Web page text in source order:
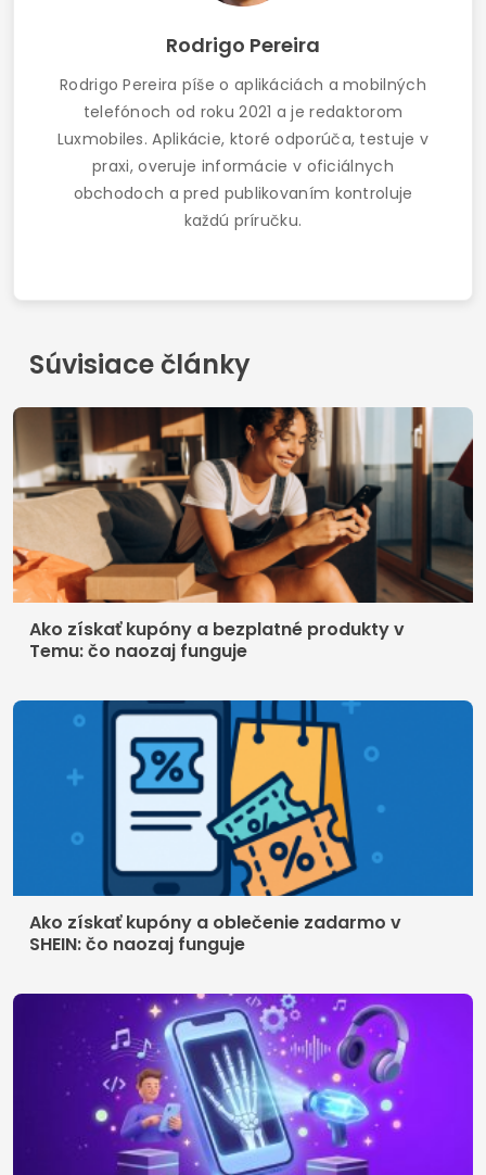
Rodrigo Pereira
Rodrigo Pereira píše o aplikáciách a mobilných
telefónoch od roku 2021 a je redaktorom
Luxmobiles. Aplikácie, ktoré odporúča, testuje v
praxi, overuje informácie v oficiálnych
obchodoch a pred publikovaním kontroluje
každú príručku.
Súvisiace články
Ako získať kupóny a bezplatné produkty v
Temu: čo naozaj funguje
Ako získať kupóny a oblečenie zadarmo v
SHEIN: čo naozaj funguje